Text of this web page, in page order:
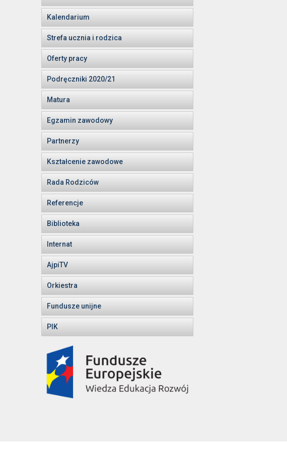
Kalendarium
Strefa ucznia i rodzica
Oferty pracy
Podręczniki 2020/21
Matura
Egzamin zawodowy
Partnerzy
Kształcenie zawodowe
Rada Rodziców
Referencje
Biblioteka
Internat
AjpiTV
Orkiestra
Fundusze unijne
PIK